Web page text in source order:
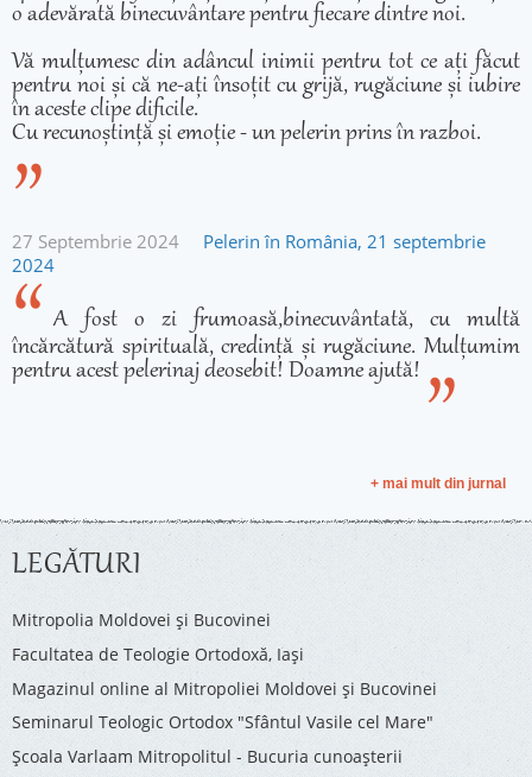
o adevărată binecuvântare pentru fiecare dintre noi.
Vă mulțumesc din adâncul inimii pentru tot ce ați făcut
pentru noi și că ne-ați însoțit cu grijă, rugăciune și iubire
în aceste clipe dificile.
Cu recunoștință și emoție - un pelerin prins în razboi.
27 Septembrie 2024
Pelerin în România, 21 septembrie
2024
A fost o zi frumoasă,binecuvântată, cu multă
încărcătură spirituală, credință și rugăciune. Mulțumim
pentru acest pelerinaj deosebit! Doamne ajută!
+ mai mult din jurnal
LEGĂTURI
Mitropolia Moldovei și Bucovinei
Facultatea de Teologie Ortodoxă, Iaşi
Magazinul online al Mitropoliei Moldovei și Bucovinei
Seminarul Teologic Ortodox "Sfântul Vasile cel Mare"
Şcoala Varlaam Mitropolitul - Bucuria cunoaşterii